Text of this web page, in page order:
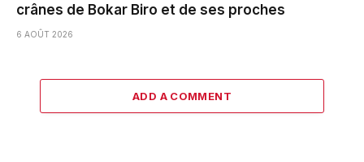
crânes de Bokar Biro et de ses proches
6 AOÛT 2026
ADD A COMMENT